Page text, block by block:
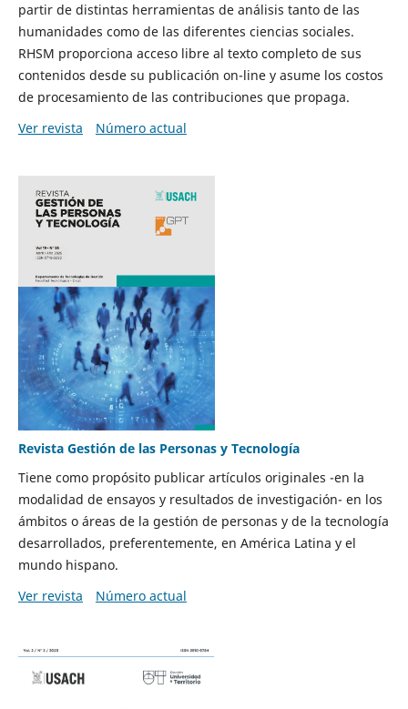
partir de distintas herramientas de análisis tanto de las
humanidades como de las diferentes ciencias sociales.
RHSM proporciona acceso libre al texto completo de sus
contenidos desde su publicación on-line y asume los costos
de procesamiento de las contribuciones que propaga.
Ver revista
Número actual
Revista Gestión de las Personas y Tecnología
Tiene como propósito publicar artículos originales -en la
modalidad de ensayos y resultados de investigación- en los
ámbitos o áreas de la gestión de personas y de la tecnología
desarrollados, preferentemente, en América Latina y el
mundo hispano.
Ver revista
Número actual